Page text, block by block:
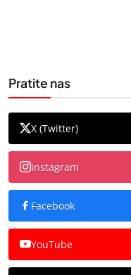
Pratite nas
X (Twitter)
Instagram
Facebook
YouTube